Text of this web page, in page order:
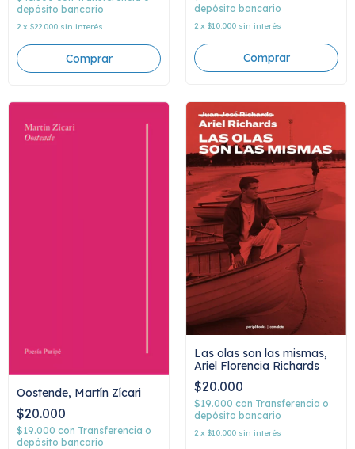
depósito bancario
2 x $22.000 sin interés
depósito bancario
2 x $10.000 sin interés
Oostende, Martín Zícari
$20.000
$19.000 con Transferencia o
depósito bancario
Las olas son las mismas,
Ariel Florencia Richards
$20.000
$19.000 con Transferencia o
depósito bancario
2 x $10.000 sin interés